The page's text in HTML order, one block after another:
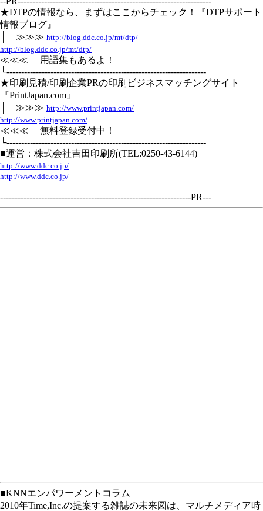
★DTPの情報なら、まずはここからチェック！『DTPサポート
情報ブログ』
│ ≫≫≫ http://blog.ddc.co.jp/mt/dtp/
http://blog.ddc.co.jp/mt/dtp/
≪≪≪ 用語集もあるよ！
└--------------------------------------------------------------------
★印刷見積/印刷企業PRの印刷ビジネスマッチングサイト
『PrintJapan.com』
│ ≫≫≫ http://www.printjapan.com/
http://www.printjapan.com/
≪≪≪ 無料登録受付中！
└--------------------------------------------------------------------
■運営：株式会社吉田印刷所(TEL:0250-43-6144)
http://www.ddc.co.jp/
http://www.ddc.co.jp/
-----------------------------------------------------------------PR---
■KNNエンパワーメントコラム
2010年Time,Inc.の提案する雑誌の未来図は、マルチメディア時